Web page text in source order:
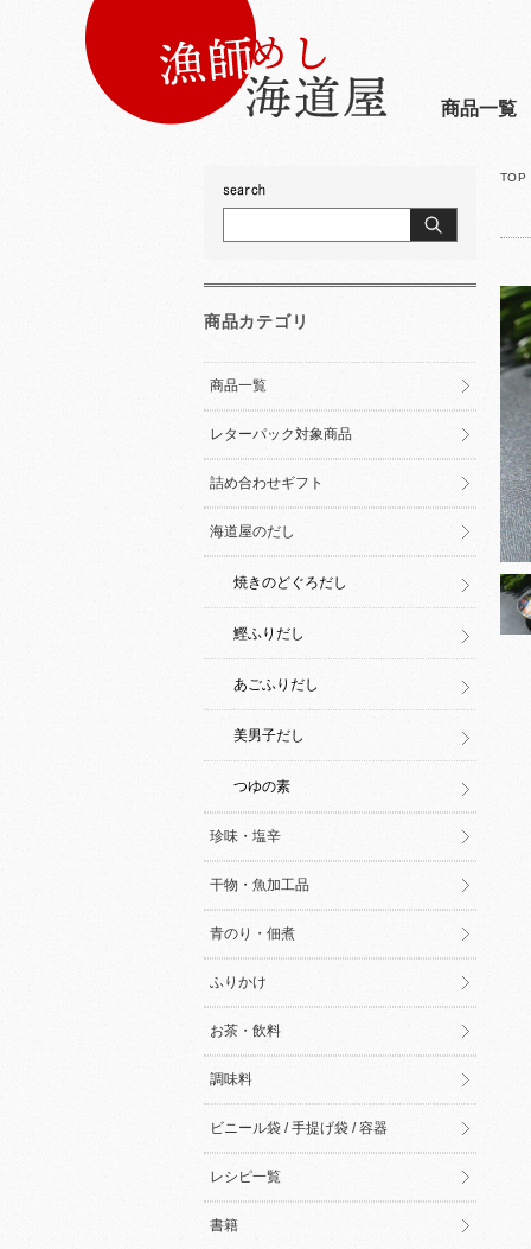
商品一覧
TOP
商品カテゴリ
商品一覧
レターパック対象商品
詰め合わせギフト
海道屋のだし
焼きのどぐろだし
鰹ふりだし
あごふりだし
美男子だし
つゆの素
珍味・塩辛
干物・魚加工品
青のり・佃煮
ふりかけ
お茶・飲料
調味料
ビニール袋 / 手提げ袋 / 容器
レシピ一覧
書籍